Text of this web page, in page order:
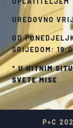
UREDOVNO
OD
SRIJEDOM:
*U HITNIM
SVETE MISE
P+C